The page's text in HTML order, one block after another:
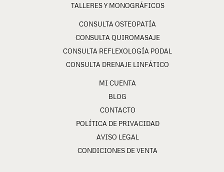
TALLERES Y MONOGRÁFICOS
CONSULTA OSTEOPATÍA
CONSULTA QUIROMASAJE
CONSULTA REFLEXOLOGÍA PODAL
CONSULTA DRENAJE LINFÁTICO
MI CUENTA
BLOG
CONTACTO
POLÍTICA DE PRIVACIDAD
AVISO LEGAL
CONDICIONES DE VENTA